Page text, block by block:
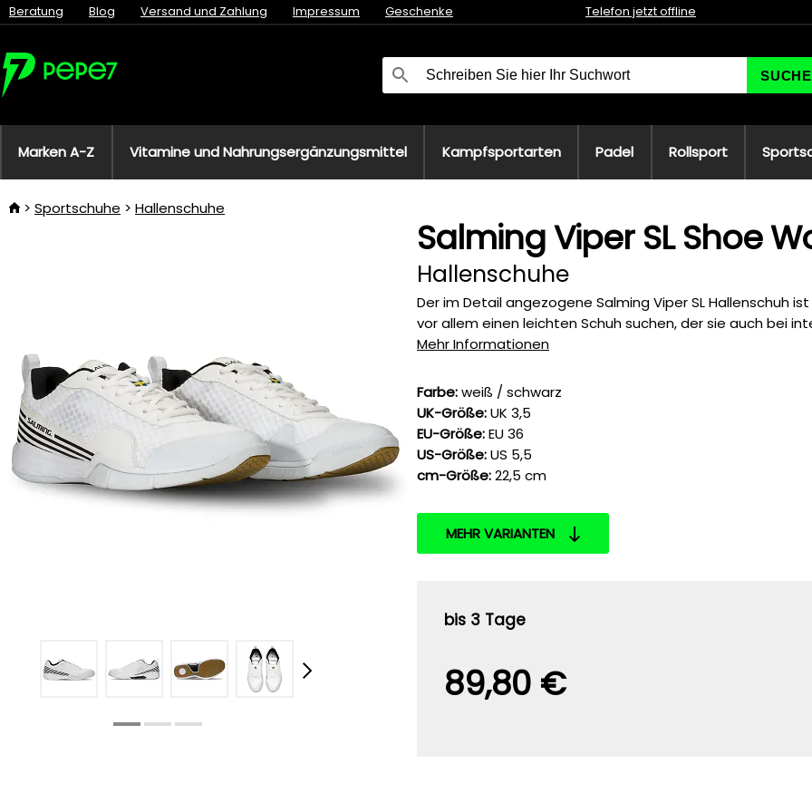
Beratung Blog Versand und Zahlung Impressum Geschenke Telefon jetzt offline
Marken A-Z Vitamine und Nahrungsergänzungsmittel Kampfsportarten Padel Rollsport
Sportschuhe Hallenschuhe
Salming Viper SL Shoe
Hallenschuhe
Der im Detail angezogene Salming Viper SL Hallenschuh
vor allem einen leichten Schuh suchen, der sie auch bei
Mehr Informationen
Farbe:weiß / schwarz
UK-Größe:UK 3,5
EU-Größe:EU 36
US-Größe:US 5,5
cm-Größe:22,5 cm
MEHR VARIANTEN
bis 3 Tage
89,80 €